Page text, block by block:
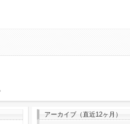
アーカイブ（直近12ヶ月）